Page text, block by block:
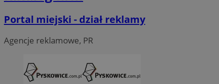
Portal miejski - dział reklamy
Agencje reklamowe, PR